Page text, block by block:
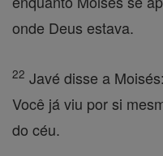
onde Deus estava.
22 Javé disse a
Você já viu por si
do céu.